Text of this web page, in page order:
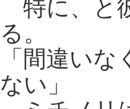
特に、と
る。
「間違い
ない」